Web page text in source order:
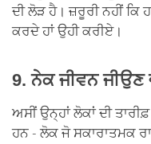
ਦੀ ਲੋੜ ਹੈ। ਜ਼ਰੂਰੀ ਨਹੀਂ
ਕਰਦੇ ਹਾਂ ਉਹੀ ਕਰੀਏ।
9. ਨੇਕ ਜੀਵਨ ਜੀਉਣ
ਅਸੀਂ ਉਨ੍ਹਾਂ ਲੋਕਾਂ ਦੀ
ਹਨ - ਲੋਕ ਜੋ ਸਕਾਰਾਤਮਕ